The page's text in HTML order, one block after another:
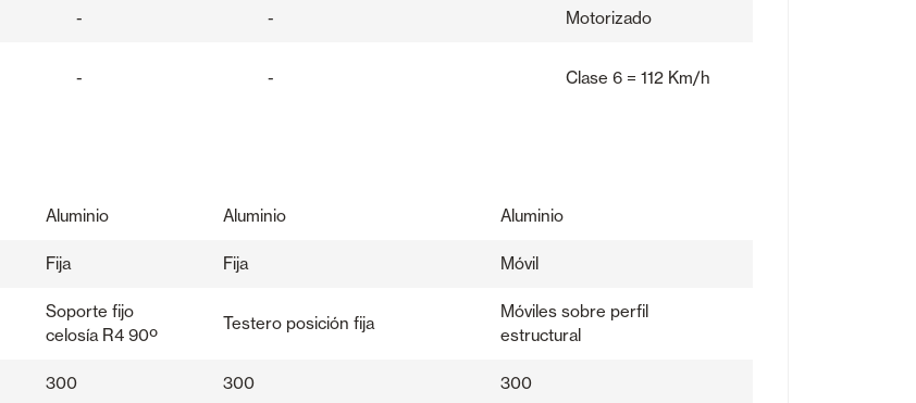
- - Motorizado
- - Clase 6 = 112 Km/h
Aluminio Aluminio Aluminio
Fija Fija Móvil
Soporte fijo
celosía R4 90º
Testero posición fija
Móviles sobre perfil
estructural
300 300 300